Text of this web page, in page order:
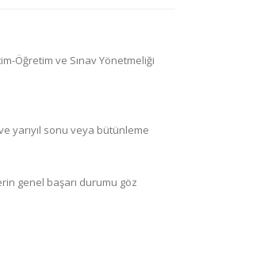
Öğretim ve Sınav Yönetmeliği
yarıyıl sonu veya bütünleme
genel başarı durumu göz